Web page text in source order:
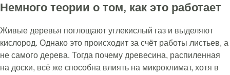
Немного теории о том, как это работает
Живые деревья поглощают углекислый газ и выделяют
кислород. Однако это происходит за счёт работы листьев, а
не самого дерева. Тогда почему древесина, распиленная
на доски, всё же способна влиять на микроклимат, хотя в